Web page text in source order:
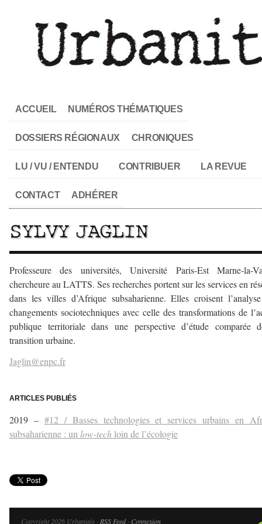
ACCUEIL NUMÉROS THÉMATIQUES
DOSSIERS RÉGIONAUX CHRONIQUES
LU / VU / ENTENDU CONTRIBUER LA REVUE
CONTACT ADHÉRER
SYLVY JAGLIN
Professeure des universités, Université Paris-Est Marne-la-
chercheure au LATTS. Ses recherches portent sur les services en
dans les villes d’Afrique subsaharienne. Elles croisent
changements sociotechniques avec celle des transformations de
publique territoriale dans une perspective d’étude comparée
transition urbaine.
Jaglin@enpc.fr
ARTICLES PUBLIÉS
2019 – #12 / Basses technologies et services urbains en
subsaharienne : un low-tech loin de l’écologie
Copyright 2026 Urbanités · RSS Feed· Connexion